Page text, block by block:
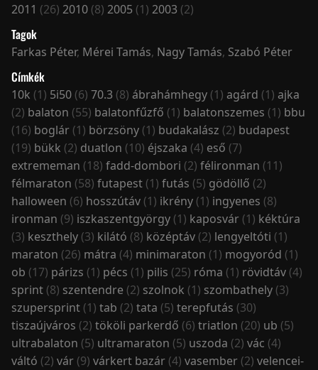
2011 (26) 2010 (8) 2005 (1) 2003 (2)
Tagok
Farkas Péter, Mérei Tamás, Nagy Tamás, Szabó Péter
Címkék
10k (1) 5i50 (6) 70.3 (8) ábrahámhegy (1) agárd (1) ajka
(2) balaton (55) balatonfűzfő (1) balatonszemes (1) bbu
(16) boglár (1) börzsöny (1) budakalász (2) budapest
(19) bükk (2) duatlon (10) éjszaka (4) eső (7)
extrememan (18) fadd-dombori (2) félironman (11)
félmaraton (58) futapest (1) futás (5) gödöllő (2)
halloween (6) hosszútáv (1) ikrény (1) ingyenes (8)
ironman (9) iszkaszentgyörgy (1) kaposvár (1) kéktúra
(3) keszthely (3) kilátó (8) középtáv (2) lengyeltóti (1)
maraton (26) mátra (4) minimaraton (1) mogyoród (1)
ob (17) párizs (1) pécs (1) pilis (25) róma (1) rövidtáv (4)
sprint (8) szentendre (2) szolnok (1) szombathely (3)
szupersprint (1) tab (2) tata (5) terepfutás (30)
tiszaújváros (2) tököli parkerdő (6) triatlon (20) ub (5)
ultrabalaton (5) ultramaraton (5) uszoda (2) vác (4)
váltó (2) vár (9) várkert bazár (4) vasember (2) velencei-